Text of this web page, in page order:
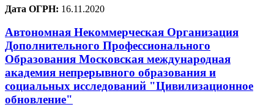
Дата ОГРН: 16.11.2020
Автономная Некоммерческая Организация
Дополнительного Профессионального
Образования Московская международная
академия непрерывного образования и
социальных исследований "Цивилизационное
обновление"